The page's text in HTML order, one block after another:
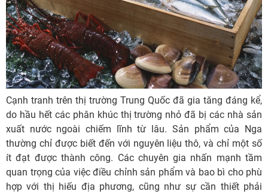
Cạnh tranh trên thị trường Trung Quốc đã gia tăng đáng kể,
do hầu hết các phân khúc thị trường nhỏ đã bị các nhà sản
xuất nước ngoài chiếm lĩnh từ lâu. Sản phẩm của Nga
thường chỉ được biết đến với nguyên liệu thô, và chỉ một số
ít đạt được thành công. Các chuyên gia nhấn mạnh tầm
quan trọng của việc điều chỉnh sản phẩm và bao bì cho phù
hợp với thị hiếu địa phương, cũng như sự cần thiết phải